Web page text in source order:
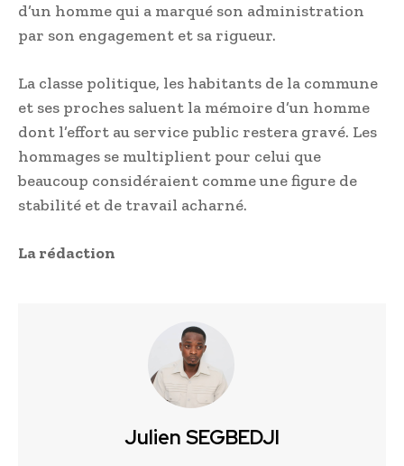
d’un homme qui a marqué son administration
par son engagement et sa rigueur.
La classe politique, les habitants de la commune
et ses proches saluent la mémoire d’un homme
dont l’effort au service public restera gravé. Les
hommages se multiplient pour celui que
beaucoup considéraient comme une figure de
stabilité et de travail acharné.
La rédaction
Julien SEGBEDJI